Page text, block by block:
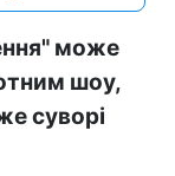
може
шоу,
суворі